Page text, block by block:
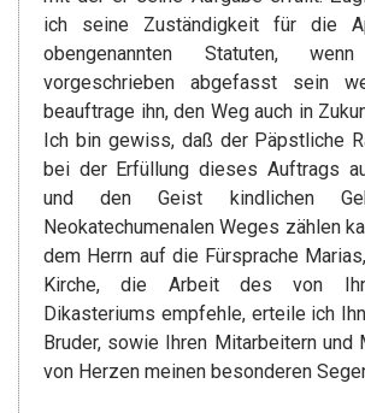
ich seine Zuständigkeit für die
obengenannten Statuten,
vorgeschrieben abgefasst sein
beauftrage ihn, den Weg auch in
Ich bin gewiss, daß der Päpstliche
bei der Erfüllung dieses Auftrags
und den Geist kindlichen
Neokatechumenalen Weges zählen
dem Herrn auf die Fürsprache
Kirche, die Arbeit des von
Dikasteriums empfehle, erteile ich
Bruder, sowie Ihren Mitarbeitern und
von Herzen meinen besonderen